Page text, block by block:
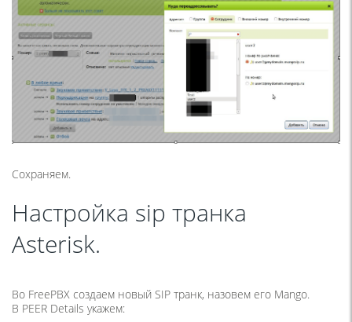
Сохраняем.
Настройка sip транка
Asterisk.
Во FreePBX создаем новый SIP транк, назовем его Mango.
В PEER Details укажем: